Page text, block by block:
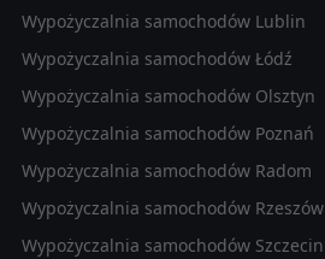
Wypożyczalnia samochodów Lublin
Wypożyczalnia samochodów Łódź
Wypożyczalnia samochodów Olsztyn
Wypożyczalnia samochodów Poznań
Wypożyczalnia samochodów Radom
Wypożyczalnia samochodów Rzeszów
Wypożyczalnia samochodów Szczecin